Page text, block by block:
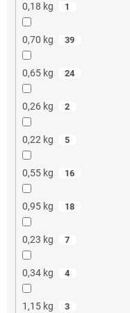
0,18 kg 1
0,70 kg 39
0,65 kg 24
0,26 kg 2
0,22 kg 5
0,55 kg 16
0,95 kg 18
0,23 kg 7
0,34 kg 4
1,15 kg 3